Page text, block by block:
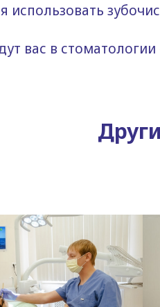
вас в стоматологии